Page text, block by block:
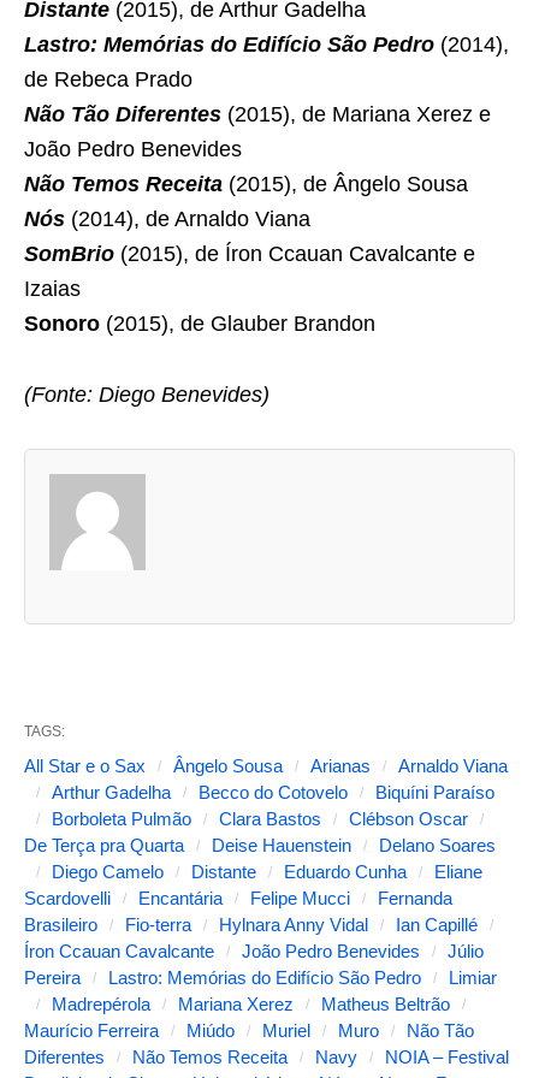
Distante (2015), de Arthur Gadelha
Lastro: Memórias do Edifício São Pedro (2014),
de Rebeca Prado
Não Tão Diferentes (2015), de Mariana Xerez e
João Pedro Benevides
Não Temos Receita (2015), de Ângelo Sousa
Nós (2014), de Arnaldo Viana
SomBrio (2015), de Íron Ccauan Cavalcante e
Izaias
Sonoro (2015), de Glauber Brandon
(Fonte: Diego Benevides)
a
g
u
i
t
TAGS:
All Star e o Sax Ângelo Sousa Arianas
Arnaldo Viana
Arthur Gadelha
Becco do Cotovelo
Biquíni Paraíso
Borboleta Pulmão
Clara Bastos
Clébson Oscar
De Terça pra Quarta
Deise Hauenstein
Delano Soares
Diego Camelo
Distante Eduardo Cunha
Eliane
Scardovelli
Encantária Felipe Mucci
Fernanda
Brasileiro
Fio-terra Hylnara Anny Vidal
Ian Capillé
Íron Ccauan Cavalcante
João Pedro Benevides
Júlio
Pereira
Lastro: Memórias do Edifício São Pedro
Limiar
Madrepérola
Mariana Xerez
Matheus Beltrão
Maurício Ferreira
Miúdo Muriel Muro
Não Tão
Diferentes
Não Temos Receita Navy
NOIA – Festival